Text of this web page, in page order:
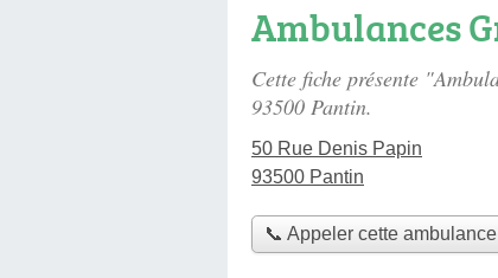
Ambulances
Cette fiche présente
93500 Pantin.
50 Rue Denis Papin
93500 Pantin
📞 Appeler cette ambulance